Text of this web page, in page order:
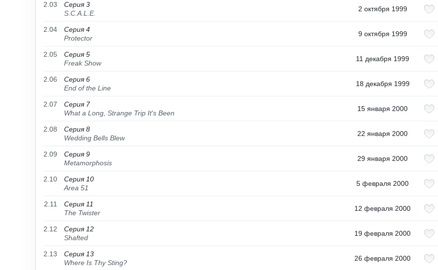
2.03
Серия 3
S.C.A.L.E.
2 октября 1999
2.04
Серия 4
Protector
9 октября 1999
2.05
Серия 5
Freak Show
11 декабря 1999
2.06
Серия 6
End of the Line
18 декабря 1999
2.07
Серия 7
What a Long, Strange Trip It's Been
15 января 2000
2.08
Серия 8
Wedding Bells Blew
22 января 2000
2.09
Серия 9
Metamorphosis
29 января 2000
2.10
Серия 10
Area 51
5 февраля 2000
2.11
Серия 11
The Twister
12 февраля 2000
2.12
Серия 12
Shafted
19 февраля 2000
2.13
Серия 13
Where Is Thy Sting?
26 февраля 2000